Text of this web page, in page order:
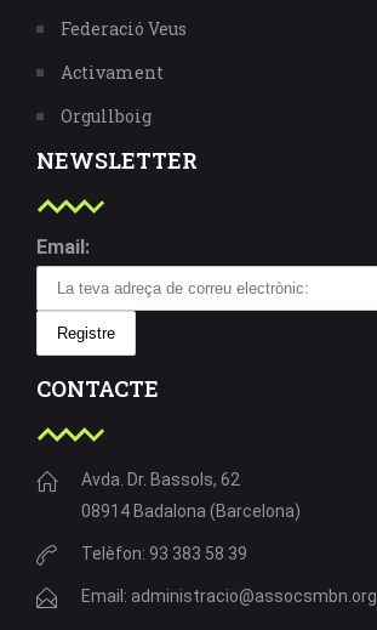
Federació Veus
Activament
Orgullboig
NEWSLETTER
Email:
CONTACTE
Avda. Dr. Bassols, 62
08914 Badalona (Barcelona)
Telèfon: 93 383 58 39
Email: administracio@assocsmbn.org